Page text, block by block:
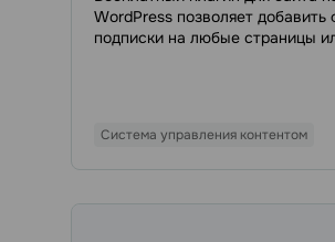
WordPress позволяет
подписки на любые страницы
транзакционные письма в любое
Система управления контентом